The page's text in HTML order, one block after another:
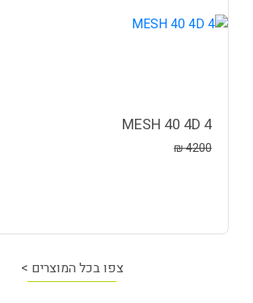
4 MESH 40 4D
4200
₪
צפו בכל המוצרים >